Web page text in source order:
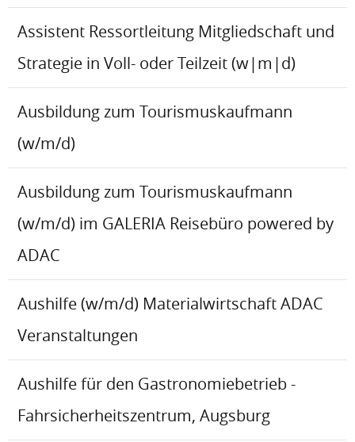
Assistent Ressortleitung Mitgliedschaft und
Strategie in Voll- oder Teilzeit (w|m|d)
Ausbildung zum Tourismuskaufmann
(w/m/d)
Ausbildung zum Tourismuskaufmann
(w/m/d) im GALERIA Reisebüro powered by
ADAC
Aushilfe (w/m/d) Materialwirtschaft ADAC
Veranstaltungen
Aushilfe für den Gastronomiebetrieb -
Fahrsicherheitszentrum, Augsburg